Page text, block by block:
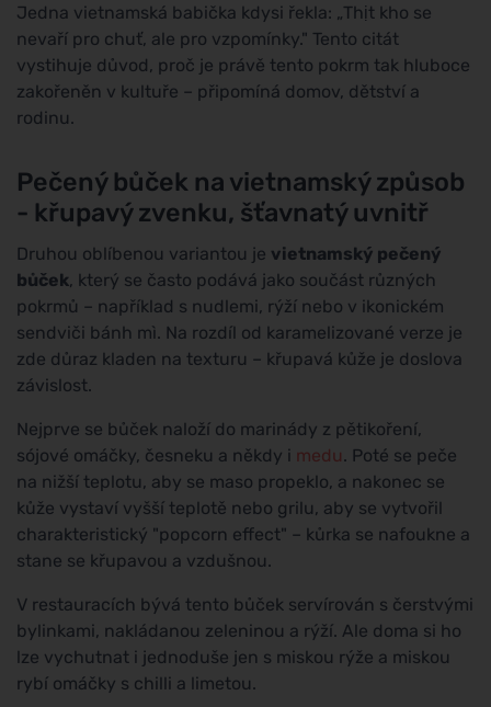
Jedna vietnamská babička kdysi řekla: „Thịt kho se
nevaří pro chuť, ale pro vzpomínky." Tento citát
vystihuje důvod, proč je právě tento pokrm tak hluboce
zakořeněn v kultuře – připomíná domov, dětství a
rodinu.
Pečený bůček na vietnamský způsob
- křupavý zvenku, šťavnatý uvnitř
Druhou oblíbenou variantou je vietnamský pečený
bůček, který se často podává jako součást různých
pokrmů – například s nudlemi, rýží nebo v ikonickém
sendviči bánh mì. Na rozdíl od karamelizované verze je
zde důraz kladen na texturu – křupavá kůže je doslova
závislost.
Nejprve se bůček naloží do marinády z pětikoření,
sójové omáčky, česneku a někdy i medu. Poté se peče
na nižší teplotu, aby se maso propeklo, a nakonec se
kůže vystaví vyšší teplotě nebo grilu, aby se vytvořil
charakteristický "popcorn effect" – kůrka se nafoukne a
stane se křupavou a vzdušnou.
V restauracích bývá tento bůček servírován s čerstvými
bylinkami, nakládanou zeleninou a rýží. Ale doma si ho
lze vychutnat i jednoduše jen s miskou rýže a miskou
rybí omáčky s chilli a limetou.